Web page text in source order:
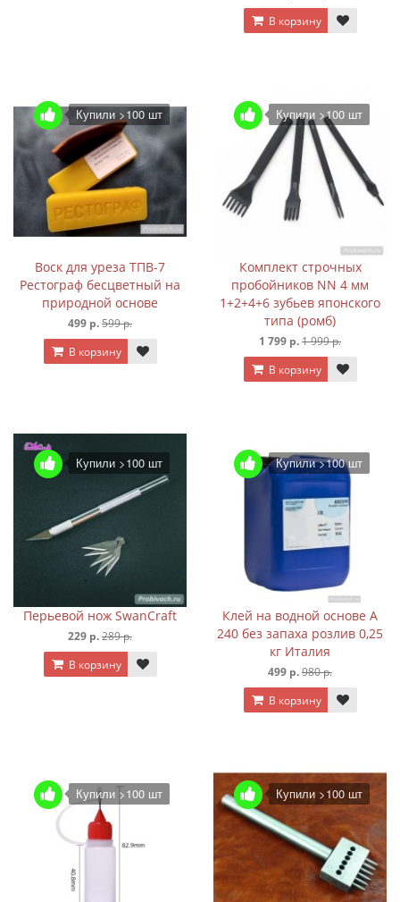
В корзину
Купили >100 шт
Воск для уреза ТПВ-7
Рестограф бесцветный на
природной основе
499 р.599 р.
В корзину
Купили >100 шт
Комплект строчных
пробойников NN 4 мм
1+2+4+6 зубьев японского
типа (ромб)
1 799 р.1 999 р.
В корзину
Купили >100 шт
Перьевой нож SwanCraft
229 р.289 р.
В корзину
Купили >100 шт
Клей на водной основе A
240 без запаха розлив 0,25
кг Италия
499 р.980 р.
В корзину
Купили >100 шт Купили >100 шт